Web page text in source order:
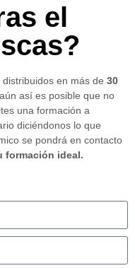
el
distribuidos en más de 30
así es posible que no
una formación a
diciéndonos lo que
se pondrá en contacto
formación ideal.